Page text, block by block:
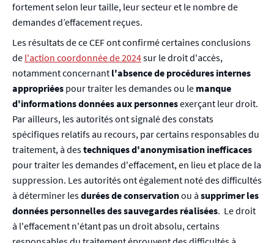
fortement selon leur taille, leur secteur et le nombre de
demandes d’effacement reçues.
Les résultats de ce CEF ont confirmé certaines conclusions
de l'action coordonnée de 2024sur le droit d'accès,
notamment concernant l'absence de procédures internes
appropriées pour traiter les demandes ou le manque
d'informations données aux personnesexerçant leur droit.
Par ailleurs, les autorités ont signalé des constats
spécifiques relatifs au recours, par certains responsables du
traitement, à destechniques d'anonymisation inefficaces
pour traiter les demandes d'effacement, en lieu et place de la
suppression. Les autorités ont également noté des difficultés
à déterminer lesdurées de conservationou à supprimer les
données personnelles des sauvegardes réalisées. Le droit
à l'effacement n'étant pas un droit absolu, certains